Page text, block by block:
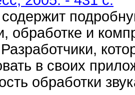
содержит
обработке и
в своих
обработки